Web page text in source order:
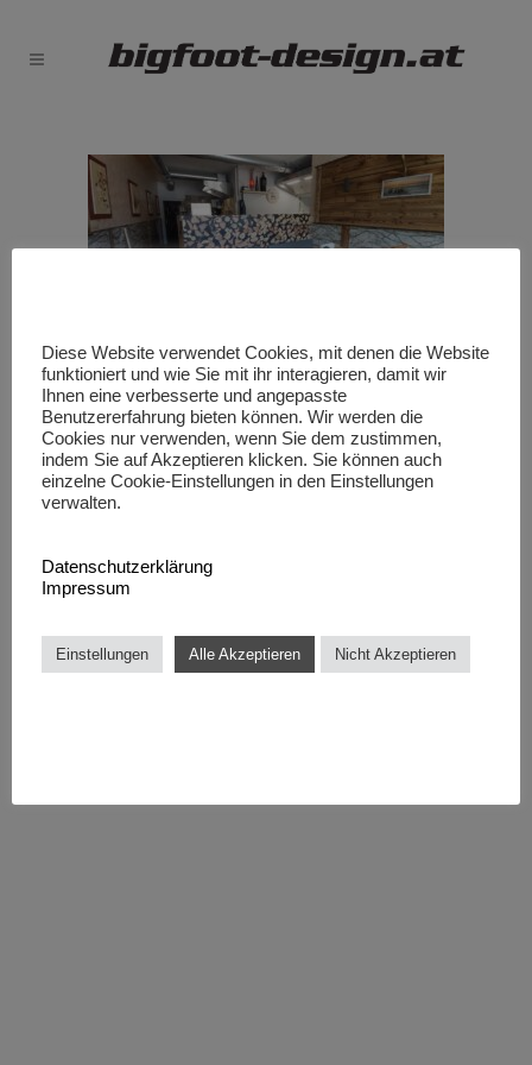
Diese Website verwendet Cookies, mit denen die Website
funktioniert und wie Sie mit ihr interagieren, damit wir
Ihnen eine verbesserte und angepasste
Benutzererfahrung bieten können. Wir werden die
Cookies nur verwenden, wenn Sie dem zustimmen,
indem Sie auf Akzeptieren klicken. Sie können auch
einzelne Cookie-Einstellungen in den Einstellungen
verwalten.
Datenschutzerklärung
Impressum
Einstellungen Alle Akzeptieren Nicht Akzeptieren